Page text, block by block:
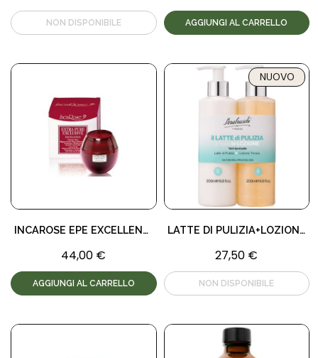
AGGIUNGI AL CARRELLO
INCAROSE EPE EXCELLENCE 50ML
44,00 €
AGGIUNGI AL CARRELLO
NUOVO
LATTE DI PULIZIA+LOZIONE TONIC
27,50 €